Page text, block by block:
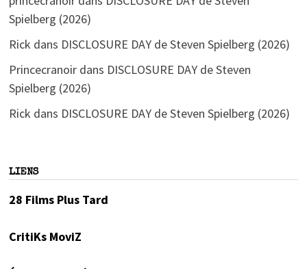
Spielberg (2026)
Rick dans DISCLOSURE DAY de Steven Spielberg (2026)
Princecranoirdans DISCLOSURE DAY de Steven
Spielberg (2026)
Rick dans DISCLOSURE DAY de Steven Spielberg (2026)
LIENS
28 Films Plus Tard
CritiKs MoviZ